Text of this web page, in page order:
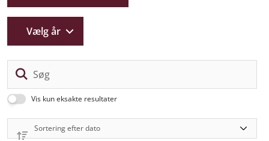
Vis kun eksakte resultater
Vælg år